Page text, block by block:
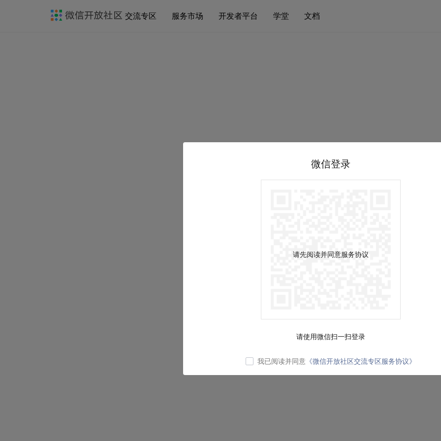
交流专区 服务市场 开发者平台 学堂 文档
微信登录
请先阅读并同意服务协议
请使用微信扫一扫登录
我已阅读并同意 《微信开放社区交流专区服务协议》